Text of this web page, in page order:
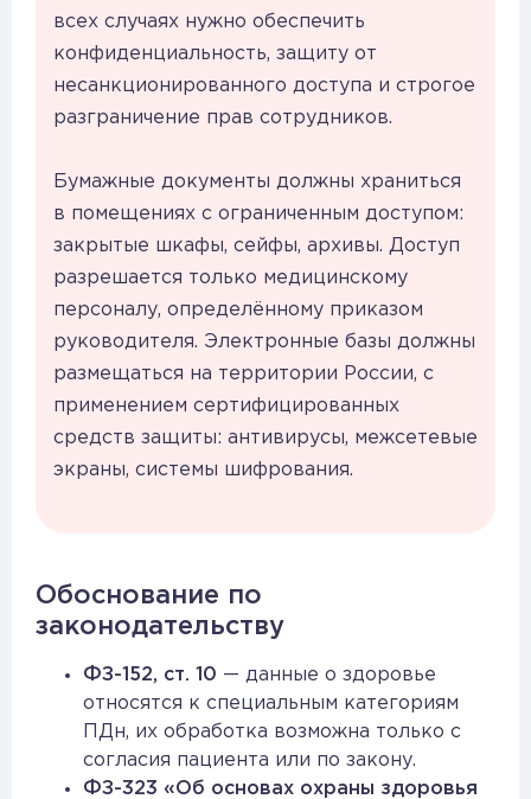
всех случаях нужно обеспечить
конфиденциальность, защиту от
несанкционированного доступа и строгое
разграничение прав сотрудников.
Бумажные документы должны храниться
в помещениях с ограниченным доступом:
закрытые шкафы, сейфы, архивы. Доступ
разрешается только медицинскому
персоналу, определённому приказом
руководителя. Электронные базы должны
размещаться на территории России, с
применением сертифицированных
средств защиты: антивирусы, межсетевые
экраны, системы шифрования.
Обоснование по
законодательству
ФЗ-152, ст. 10 — данные о здоровье
относятся к специальным категориям
ПДн, их обработка возможна только с
согласия пациента или по закону.
ФЗ-323 «Об основах охраны здоровья